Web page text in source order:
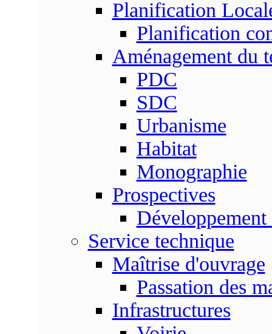
Planification
Planification
Aménagement du
PDC
SDC
Urbanisme
Habitat
Monographie
Prospectives
Développement
Service technique
Maîtrise d'ouvrage
Passation des
Infrastructures